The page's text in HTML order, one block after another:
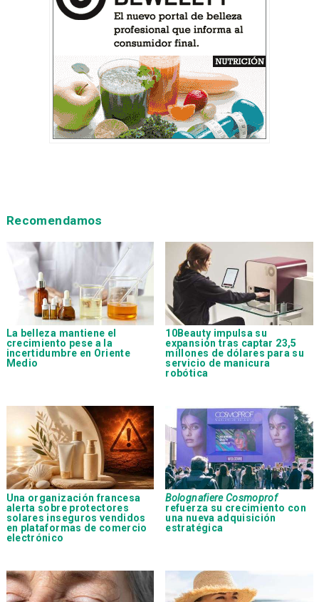
Recomendamos
La belleza mantiene el
crecimiento pese a la
incertidumbre en Oriente
Medio
10Beauty impulsa su
expansión tras captar 23,5
millones de dólares para su
servicio de manicura
robótica
Una organización francesa
alerta sobre protectores
solares inseguros vendidos
en plataformas de comercio
electrónico
Bolognafiere Cosmoprof
refuerza su crecimiento con
una nueva adquisición
estratégica